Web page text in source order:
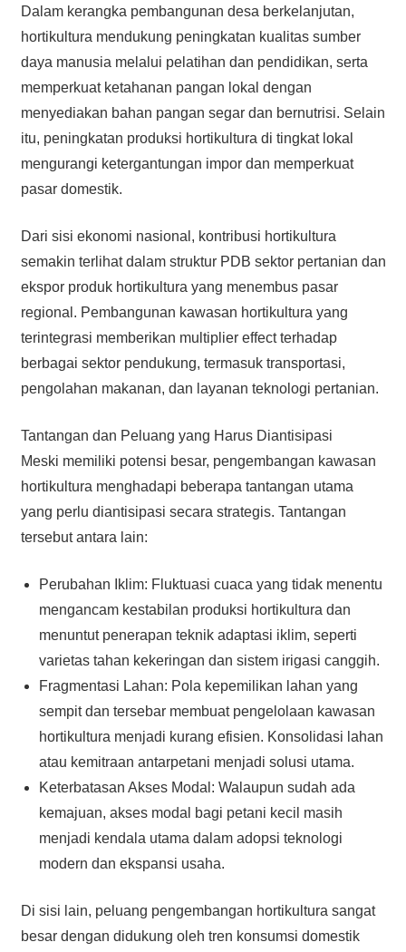
Dalam kerangka pembangunan desa berkelanjutan,
hortikultura mendukung peningkatan kualitas sumber
daya manusia melalui pelatihan dan pendidikan, serta
memperkuat ketahanan pangan lokal dengan
menyediakan bahan pangan segar dan bernutrisi. Selain
itu, peningkatan produksi hortikultura di tingkat lokal
mengurangi ketergantungan impor dan memperkuat
pasar domestik.
Dari sisi ekonomi nasional, kontribusi hortikultura
semakin terlihat dalam struktur PDB sektor pertanian dan
ekspor produk hortikultura yang menembus pasar
regional. Pembangunan kawasan hortikultura yang
terintegrasi memberikan multiplier effect terhadap
berbagai sektor pendukung, termasuk transportasi,
pengolahan makanan, dan layanan teknologi pertanian.
Tantangan dan Peluang yang Harus Diantisipasi
Meski memiliki potensi besar, pengembangan kawasan
hortikultura menghadapi beberapa tantangan utama
yang perlu diantisipasi secara strategis. Tantangan
tersebut antara lain:
Perubahan Iklim: Fluktuasi cuaca yang tidak menentu
mengancam kestabilan produksi hortikultura dan
menuntut penerapan teknik adaptasi iklim, seperti
varietas tahan kekeringan dan sistem irigasi canggih.
Fragmentasi Lahan: Pola kepemilikan lahan yang
sempit dan tersebar membuat pengelolaan kawasan
hortikultura menjadi kurang efisien. Konsolidasi lahan
atau kemitraan antarpetani menjadi solusi utama.
Keterbatasan Akses Modal: Walaupun sudah ada
kemajuan, akses modal bagi petani kecil masih
menjadi kendala utama dalam adopsi teknologi
modern dan ekspansi usaha.
Di sisi lain, peluang pengembangan hortikultura sangat
besar dengan didukung oleh tren konsumsi domestik